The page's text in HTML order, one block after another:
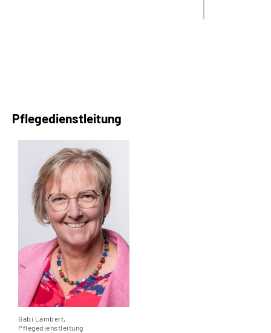
Pflegedienstleitung
Gabi Lambert,
Pflegedienstleitung